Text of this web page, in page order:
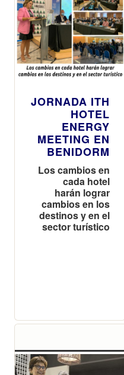
JORNADA ITH
HOTEL
ENERGY
MEETING EN
BENIDORM
Los cambios en
cada hotel
harán lograr
cambios en los
destinos y en el
sector turístico